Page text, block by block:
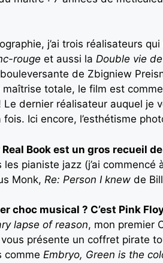
j’ai trois réalisateurs
rouge et aussi la Double vie
de Zbigniew
maîtrise totale, le film est
Le dernier réalisateur auquel je
fois. Ici encore, l’esthétisme
Real Book est un gros recueil
les pianiste jazz (j’ai
Monk, Re: Person I knew de
choc musical ? C’est Pink
lapse of reason, mon premier
présente un coffret pirate
comme Embryo, Green is the